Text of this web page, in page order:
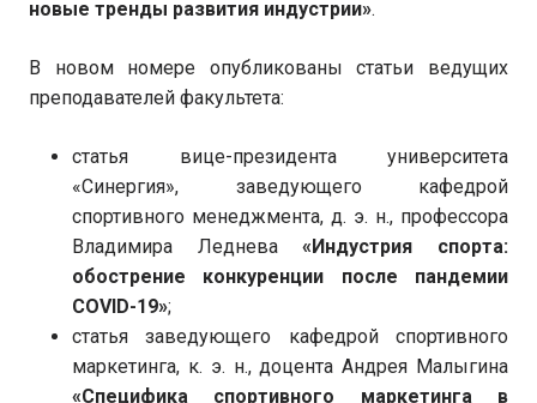
новые тренды развития индустрии».
В новом номере опубликованы статьи ведущих
преподавателей факультета:
статья вице-президента университета
«Синергия», заведующего кафедрой
спортивного менеджмента, д. э. н., профессора
Владимира Леднева«Индустрия спорта:
обострение конкуренции после пандемии
COVID-19»;
статья заведующего кафедрой спортивного
маркетинга, к. э. н., доцента Андрея Малыгина
«Специфика спортивного маркетинга в